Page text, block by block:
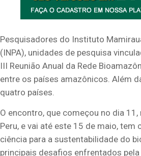
Pesquisadores do Instituto
(INPA), unidades de pesquisa
III Reunião Anual da Rede
entre os países amazônicos. Além
quatro países.
O encontro, que começou no dia
Peru, e vai até este 15 de maio,
ciência para a sustentabilidade do
principais desafios enfrentados